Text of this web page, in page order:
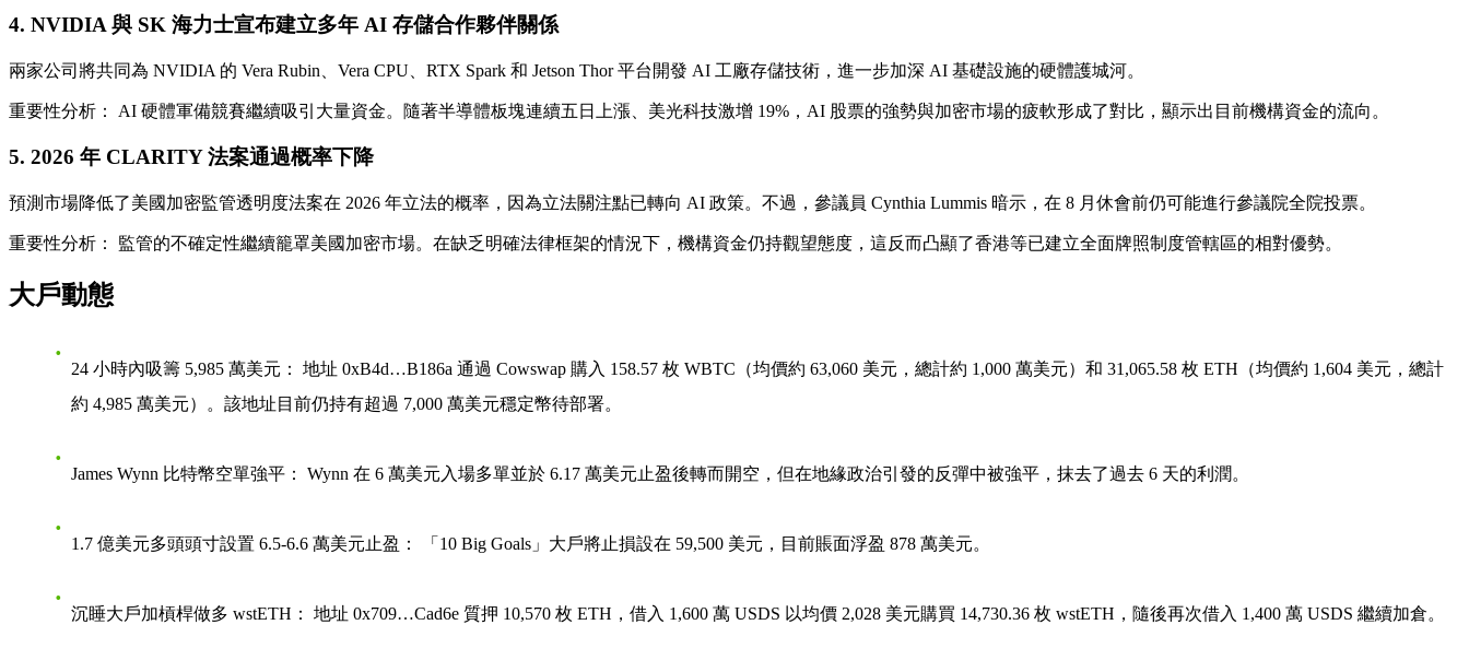
4. NVIDIA 與 SK 海力士宣布建立多年 AI 存儲合作夥伴關係
兩家公司將共同為 NVIDIA 的 Vera Rubin、Vera CPU、RTX Spark 和 Jetson Thor 平台開發 AI 工廠存儲技術，進一步加深 AI 基礎設施的硬體護城河。
重要性分析： AI 硬體軍備競賽繼續吸引大量資金。隨著半導體板塊連續五日上漲、美光科技激增 19%，AI 股票的強勢與加密市場的疲軟形成了對比，顯示出目前機構資金的流向。
5. 2026 年 CLARITY 法案通過概率下降
預測市場降低了美國加密監管透明度法案在 2026 年立法的概率，因為立法關注點已轉向 AI 政策。不過，參議員 Cynthia Lummis 暗示，在 8 月休會前仍可能進行參議院全院投票。
重要性分析： 監管的不確定性繼續籠罩美國加密市場。在缺乏明確法律框架的情況下，機構資金仍持觀望態度，這反而凸顯了香港等已建立全面牌照制度管轄區的相對優勢。
大戶動態
24 小時內吸籌 5,985 萬美元：
地址 0xB4d…B186a 通過 Cowswap 購入 158.57 枚 WBTC（均價約 63,060 美元，總計約 1,000 萬美元）和 31,065.58 枚 ETH（均價約 1,604 美元，總計
約 4,985 萬美元）。該地址目前仍持有超過 7,000 萬美元穩定幣待部署。
James Wynn 比特幣空單強平： Wynn 在 6 萬美元入場多單並於 6.17 萬美元止盈後轉而開空，但在地緣政治引發的反彈中被強平，抹去了過去 6 天的利潤。
1.7 億美元多頭頭寸設置 6.5-6.6 萬美元止盈： 「10 Big Goals」大戶將止損設在 59,500 美元，目前賬面浮盈 878 萬美元。
沉睡大戶加槓桿做多 wstETH： 地址 0x709…Cad6e 質押 10,570 枚 ETH，借入 1,600 萬 USDS 以均價 2,028 美元購買 14,730.36 枚 wstETH，隨後再次借入 1,400 萬 USDS 繼續加倉。